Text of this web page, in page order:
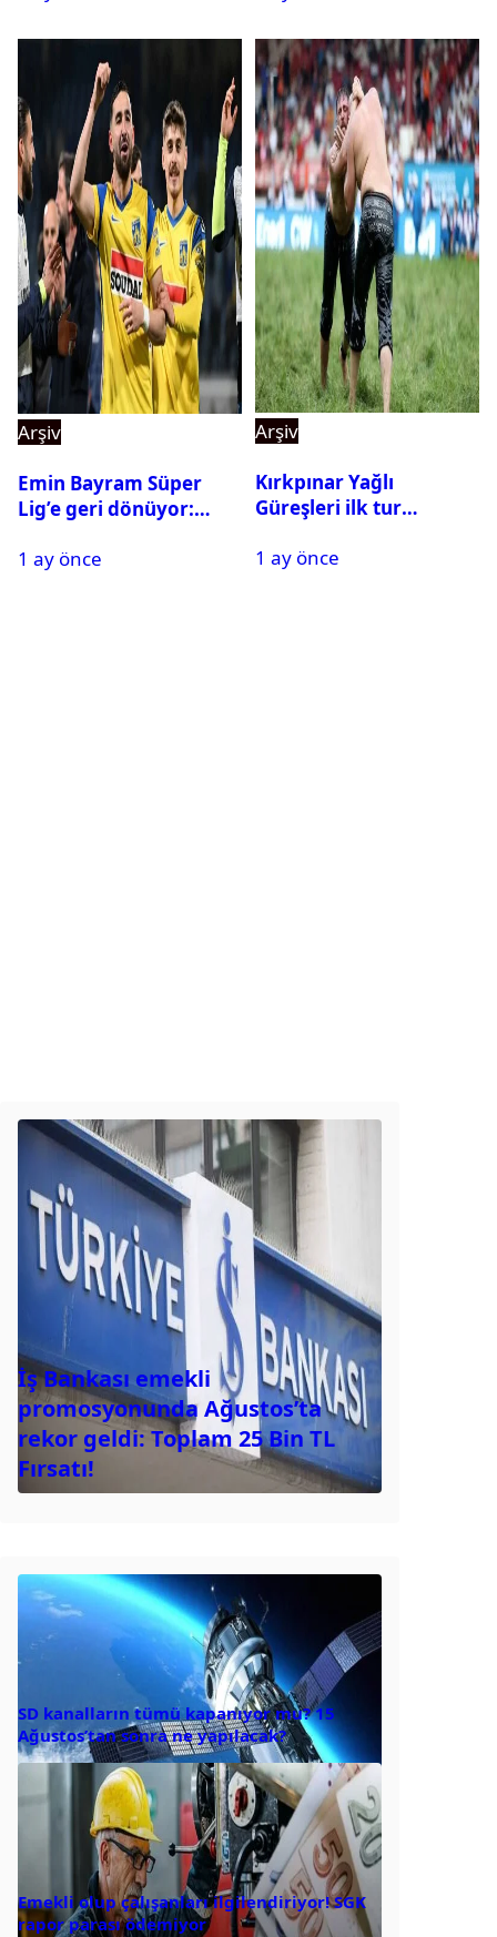
Arşiv
Emin Bayram Süper
Lig’e geri dönüyor:
1 ay önce
Arşiv
Kırkpınar Yağlı
Güreşleri ilk tur
2. tura geçen
1 ay önce
İş Bankası emekli
promosyonunda Ağustos’ta
rekor geldi: Toplam 25 Bin TL
Fırsatı!
SD kanalların tümü kapanıyor mu? 15
Ağustos’tan sonra ne yapılacak?
Emekli olup çalışanları ilgilendiriyor! SGK
rapor parası ödemiyor